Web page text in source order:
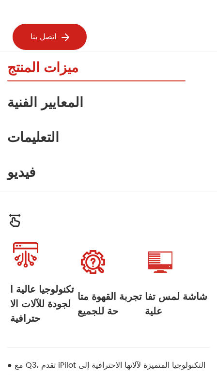
اتصل بنا
ميزات المنتج
المعايير الفنية
التعليمات
فيديو
تكنولوجيا عالية ا
لجودة للآلات الا
حترافية
تجربة القهوة متا
حة للجميع
شاشة لمس تفا
علية
● مع Q3، تقدم iPilot التكنولوجيا المتميزة لآلاتها الاحترافية إلى